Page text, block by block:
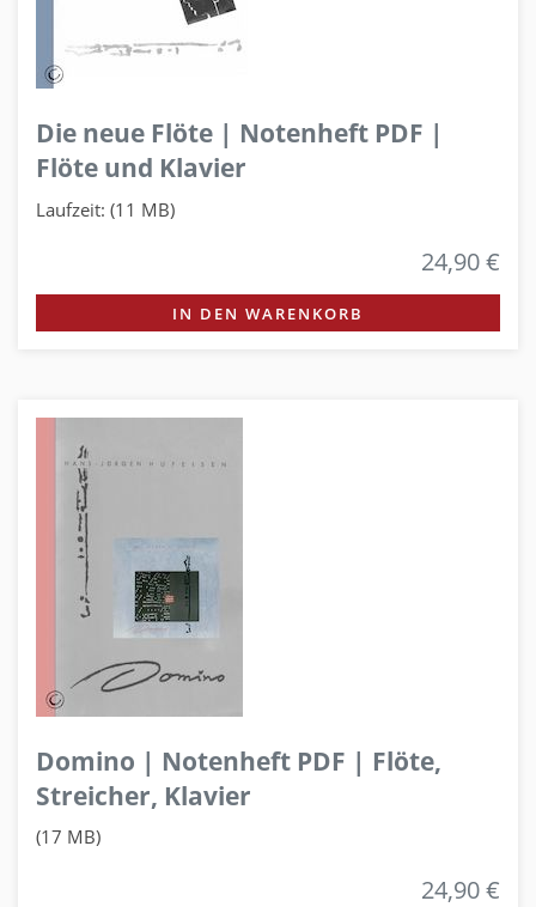
Die neue Flöte | Notenheft PDF |
Flöte und Klavier
Laufzeit: (11 MB)
24,90 €
IN DEN WARENKORB
Domino | Notenheft PDF | Flöte,
Streicher, Klavier
(17 MB)
24,90 €